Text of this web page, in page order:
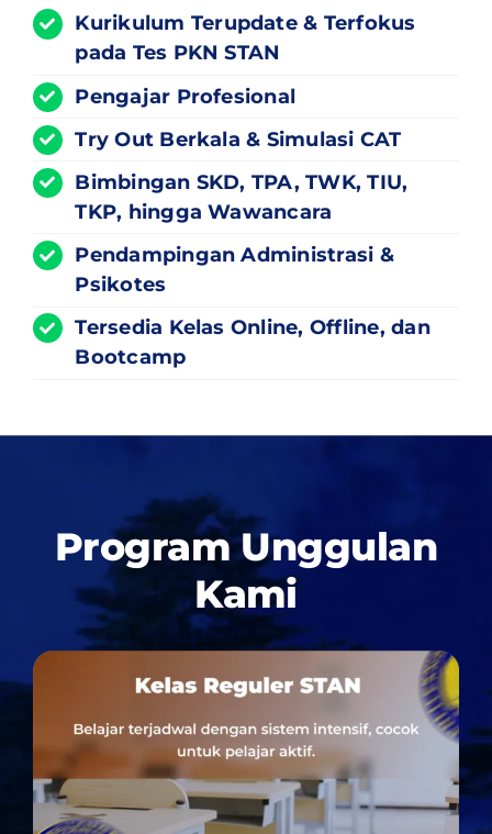
Kurikulum Terupdate& Terfokus
pada Tes PKN STAN
Pengajar Profesional
Try Out Berkala & Simulasi CAT
Bimbingan SKD, TPA, TWK, TIU,
TKP, hingga Wawancara
Pendampingan Administrasi &
Psikotes
Tersedia Kelas Online, Offline, dan
Bootcamp
Program Unggulan
Kami